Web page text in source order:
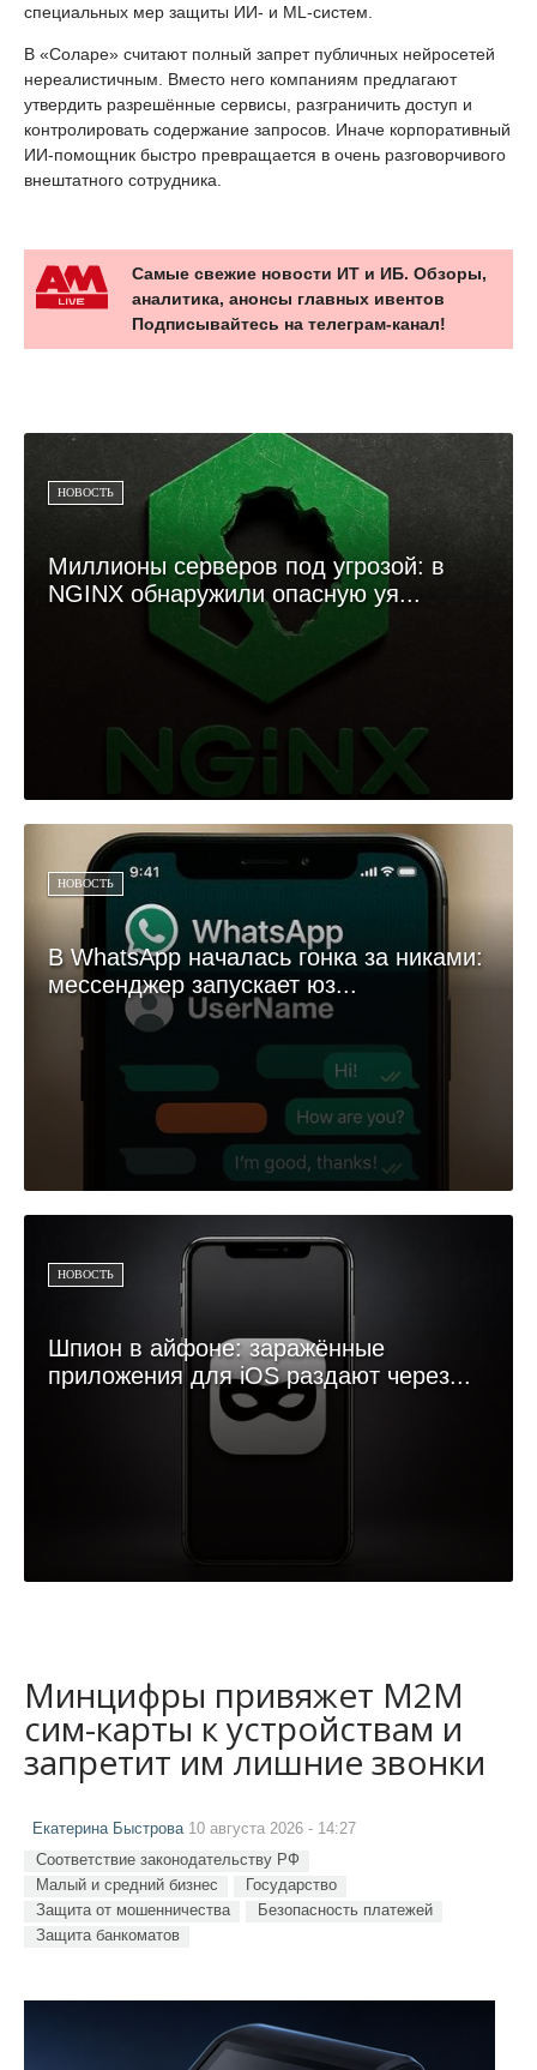
специальных мер защиты ИИ- и ML-систем.
В «Соларе» считают полный запрет публичных нейросетей
нереалистичным. Вместо него компаниям предлагают
утвердить разрешённые сервисы, разграничить доступ и
контролировать содержание запросов. Иначе корпоративный
ИИ-помощник быстро превращается в очень разговорчивого
внештатного сотрудника.
Самые свежие новости ИТ и ИБ. Обзоры,
аналитика, анонсы главных ивентов
Подписывайтесь на телеграм-канал!
НОВОСТЬ
Миллионы серверов под угрозой: в
NGINX обнаружили опасную уя...
НОВОСТЬ
В WhatsApp началась гонка за никами:
мессенджер запускает юз...
НОВОСТЬ
Шпион в айфоне: заражённые
приложения для iOS раздают через...
Минцифры привяжет M2M
сим-карты к устройствам и
запретит им лишние звонки
Екатерина Быстрова 10 августа 2026 - 14:27
Соответствие законодательству РФ
Малый и средний бизнес
Государство
Защита от мошенничества
Безопасность платежей
Защита банкоматов